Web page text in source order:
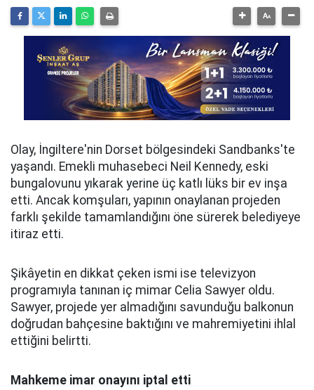
Olay, İngiltere'nin Dorset bölgesindeki Sandbanks'te
yaşandı. Emekli muhasebeci Neil Kennedy, eski
bungalovunu yıkarak yerine üç katlı lüks bir ev inşa
etti. Ancak komşuları, yapının onaylanan projeden
farklı şekilde tamamlandığını öne sürerek belediyeye
itiraz etti.
Şikâyetin en dikkat çeken ismi ise televizyon
programıyla tanınan iç mimar Celia Sawyer oldu.
Sawyer, projede yer almadığını savunduğu balkonun
doğrudan bahçesine baktığını ve mahremiyetini ihlal
ettiğini belirtti.
Mahkeme imar onayını iptal etti